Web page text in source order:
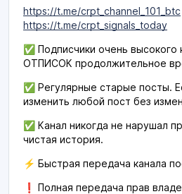
https://t.me/crpt_channel_101_btc
https://t.me/crpt_signals_today
✅ Подписчики очень высокого
ОТПИСОК продолжительное
✅ Регулярные старые посты.
изменить любой пост без
✅ Канал никогда не нарушал
чистая история.
⚡️ Быстрая передача канала
❗️ Полная передача прав